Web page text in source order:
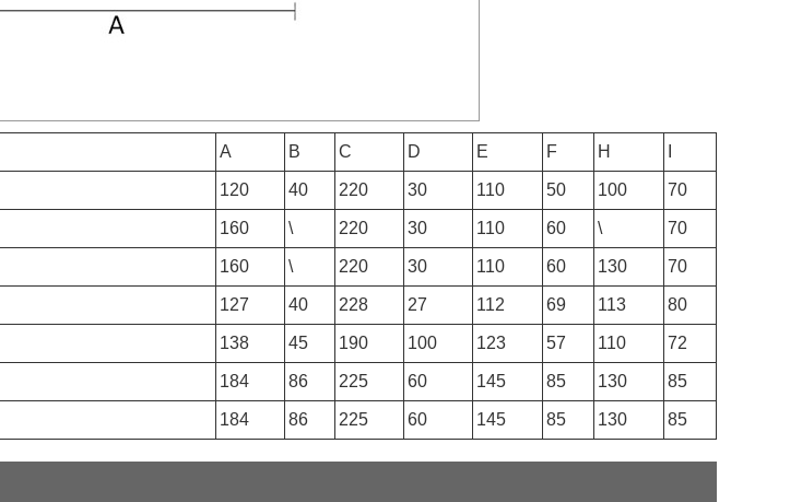
A B C D E F H
120 40 220 30 110 50 100 70
160 \ 220 30 110 60 \ 70
160 \ 220 30 110 60 130 70
127 40 228 27 112 69 113 80
138 45 190 100 123 57 110 72
184 86 225 60 145 85 130 85
184 86 225 60 145 85 130 85